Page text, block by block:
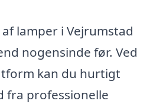
lamper i Vejrumstad
nogensinde før. Ved
kan du hurtigt
fra professionelle